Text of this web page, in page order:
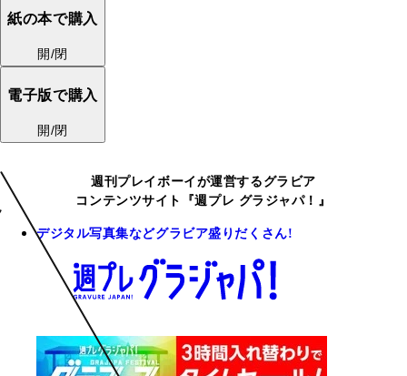
紙の本で購入
開/閉
電子版で購入
開/閉
週刊プレイボーイが運営するグラビア
コンテンツサイト『週プレ グラジャパ！』
デジタル写真集などグラビア盛りだくさん!